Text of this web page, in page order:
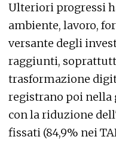
Ulteriori progressi
ambiente, lavoro,
versante degli
raggiunti,
trasformazione
registrano poi
con la riduzione
fissati (84,9% nei